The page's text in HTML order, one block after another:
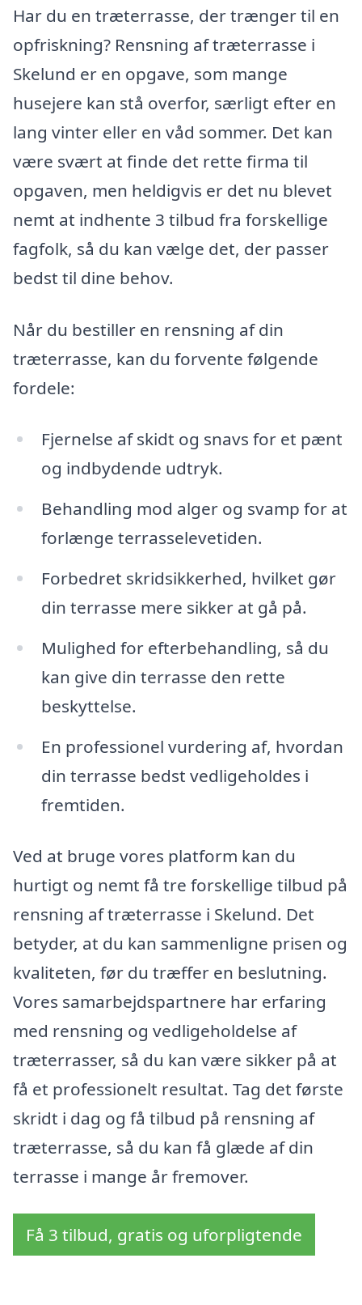
Har du en træterrasse, der trænger til en
opfriskning? Rensning af træterrasse i
Skelund er en opgave, som mange
husejere kan stå overfor, særligt efter en
lang vinter eller en våd sommer. Det kan
være svært at finde det rette firma til
opgaven, men heldigvis er det nu blevet
nemt at indhente 3 tilbud fra forskellige
fagfolk, så du kan vælge det, der passer
bedst til dine behov.
Når du bestiller en rensning af din
træterrasse, kan du forvente følgende
fordele:
Fjernelse af skidt og snavs for et pænt
og indbydende udtryk.
Behandling mod alger og svamp for at
forlænge terrasselevetiden.
Forbedret skridsikkerhed, hvilket gør
din terrasse mere sikker at gå på.
Mulighed for efterbehandling, så du
kan give din terrasse den rette
beskyttelse.
En professionel vurdering af, hvordan
din terrasse bedst vedligeholdes i
fremtiden.
Ved at bruge vores platform kan du
hurtigt og nemt få tre forskellige tilbud på
rensning af træterrasse i Skelund. Det
betyder, at du kan sammenligne prisen og
kvaliteten, før du træffer en beslutning.
Vores samarbejdspartnere har erfaring
med rensning og vedligeholdelse af
træterrasser, så du kan være sikker på at
få et professionelt resultat. Tag det første
skridt i dag og få tilbud på rensning af
træterrasse, så du kan få glæde af din
terrasse i mange år fremover.
Få 3 tilbud, gratis og uforpligtende